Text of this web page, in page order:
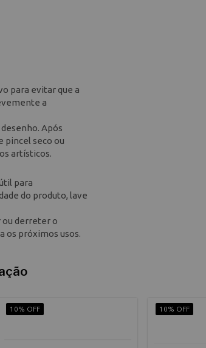
para evitar que a
a
Após
pincel seco ou
artísticos.
para
do produto, lave
ou derreter o
os próximos usos.
10% OFF 10% OFF